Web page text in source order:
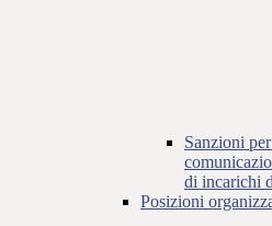
Sanzioni
di incarichi
Posizioni